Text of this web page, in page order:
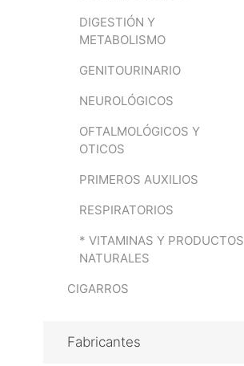
DIGESTIÓN Y
METABOLISMO
GENITOURINARIO
NEUROLÓGICOS
OFTALMOLÓGICOS Y
OTICOS
PRIMEROS AUXILIOS
RESPIRATORIOS
* VITAMINAS Y PRODUCTOS
NATURALES
CIGARROS
Fabricantes